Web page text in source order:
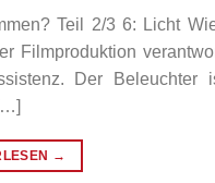
Teil 2/3 6: Licht
Filmproduktion
Der Beleuchter
→